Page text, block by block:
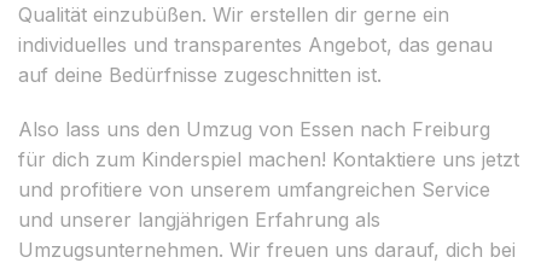
Qualität einzubüßen. Wir erstellen dir gerne ein
individuelles und transparentes Angebot, das genau
auf deine Bedürfnisse zugeschnitten ist.
Also lass uns den Umzug von Essen nach Freiburg
für dich zum Kinderspiel machen! Kontaktiere uns jetzt
und profitiere von unserem umfangreichen Service
und unserer langjährigen Erfahrung als
Umzugsunternehmen. Wir freuen uns darauf, dich bei